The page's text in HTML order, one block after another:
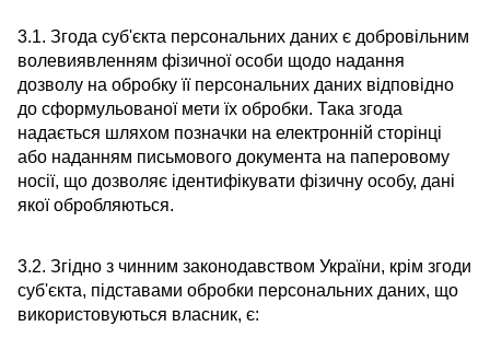
3.1. Згода суб'єкта персональних даних є добровільним
волевиявленням фізичної особи щодо надання
дозволу на обробку її персональних даних відповідно
до сформульованої мети їх обробки. Така згода
надається шляхом позначки на електронній сторінці
або наданням письмового документа на паперовому
носії, що дозволяє ідентифікувати фізичну особу, дані
якої обробляються.
3.2. Згідно з чинним законодавством України, крім згоди
суб'єкта, підставами обробки персональних даних, що
використовуються власник, є: